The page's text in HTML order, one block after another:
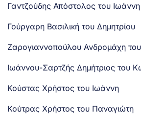
Γαντζούδης Απόστολος του Ιωάννη
Γούργαρη Βασιλική του Δημητρίου
Ζαρογιαννοπούλου Ανδρομάχη
Ιωάννου-Σαρτζής Δημήτριος του
Κούστας Χρήστος του Ιωάννη
Κούτρας Χρήστος του Παναγιώτη